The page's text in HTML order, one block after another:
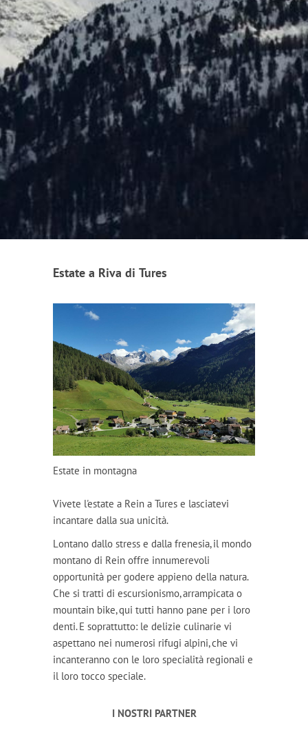
Estate a Riva di Tures
Estate in montagna
Vivete l'estate a Rein a Tures e lasciatevi
incantare dalla sua unicità.
Lontano dallo stress e dalla frenesia, il mondo
montano di Rein offre innumerevoli
opportunità per godere appieno della natura.
Che si tratti di escursionismo, arrampicata o
mountain bike, qui tutti hanno pane per i loro
denti. E soprattutto: le delizie culinarie vi
aspettano nei numerosi rifugi alpini, che vi
incanteranno con le loro specialità regionali e
il loro tocco speciale.
I NOSTRI PARTNER